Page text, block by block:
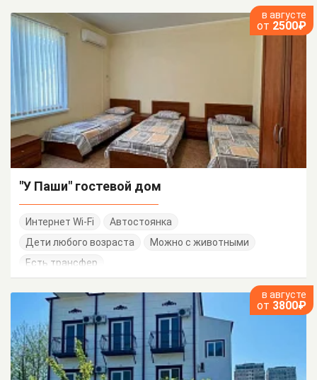
в августе
от 2500₽
"У Паши" гостевой дом
Интернет Wi-Fi
Автостоянка
Дети любого возраста
Можно с животными
Есть трансфер
в августе
от 3800₽